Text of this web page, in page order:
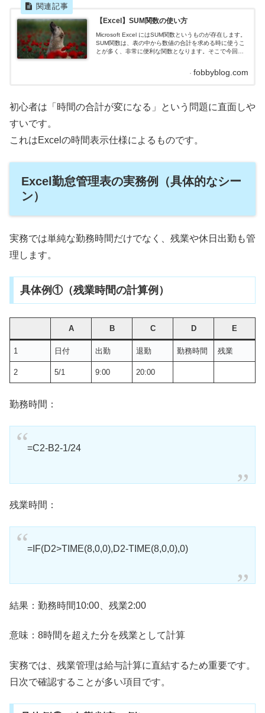
【Excel】SUM関数の使い方
Microsoft Excel にはSUM関数というものが存在します。
SUM関数は、表の中から数値の合計を求める時に使うこ
とが多く、非常に便利な関数となります。そこで今回
ます。SUM関数とはSUM関数とは、数値の合計を求める
関数となります。SUM関数の使い方SUM関数は、以下の
fobbyblog.com
初心者は「時間の合計が変になる」という問題に直面しや
すいです。
これはExcelの時間表示仕様によるものです。
Excel勤怠管理表の実務例（具体的なシー
ン）
実務では単純な勤務時間だけでなく、残業や休日出勤も管
理します。
具体例①（残業時間の計算例）
A B C D E
1 日付 出勤 退勤 勤務時間 残業
2 5/1 9:00 20:00
勤務時間：
=C2-B2-1/24
残業時間：
=IF(D2>TIME(8,0,0),D2-TIME(8,0,0),0)
結果：勤務時間10:00、残業2:00
意味：8時間を超えた分を残業として計算
実務では、残業管理は給与計算に直結するため重要です。
日次で確認することが多い項目です。